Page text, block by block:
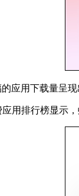
应用下载量呈现
用排行榜显示